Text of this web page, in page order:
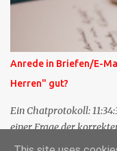
'TrackbackURL' des
Parameter übergibt
Beitrags). Praktisch
TrackbackURL beim
Feld in meinem 'Blog-
und TrackbackURLs
Verfahren wurde wei...
Anrede in Briefen/E-
Herren" gut?
Ein Chatprotokoll:
einer Frage der
***: Guten Tag die